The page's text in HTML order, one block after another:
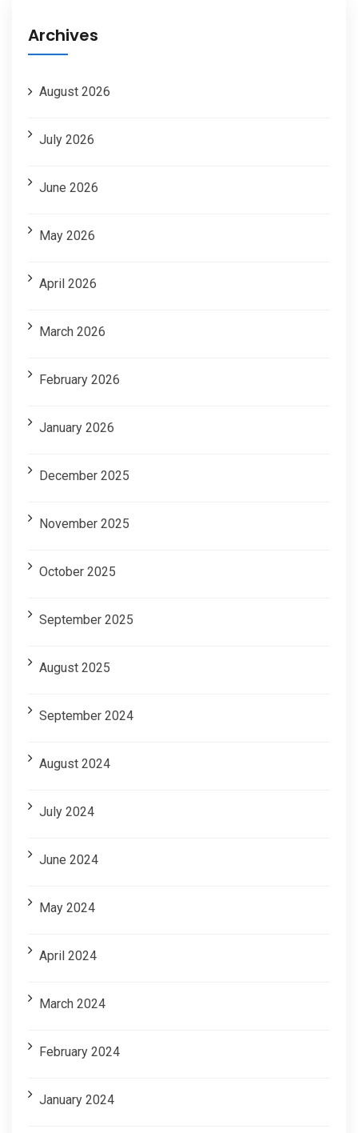
Archives
August 2026
July 2026
June 2026
May 2026
April 2026
March 2026
February 2026
January 2026
December 2025
November 2025
October 2025
September 2025
August 2025
September 2024
August 2024
July 2024
June 2024
May 2024
April 2024
March 2024
February 2024
January 2024